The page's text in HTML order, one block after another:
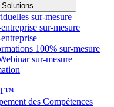
sur-mesure
sur-mesure
100% sur-mesure
sur-mesure
des Compétences